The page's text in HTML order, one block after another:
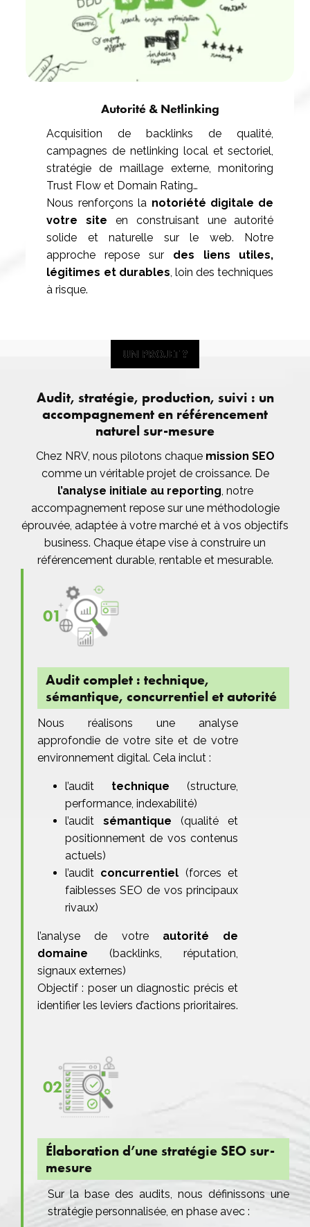
Autorité & Netlinking
Acquisition de backlinks de qualité,
campagnes de netlinking local et sectoriel,
stratégie de maillage externe, monitoring
Trust Flow et Domain Rating…
Nous renforçons la notoriété digitale de
votre site en construisant une autorité
solide et naturelle sur le web. Notre
approche repose sur des liens utiles,
légitimes et durables, loin des techniques
à risque.
UN PROJET ?
UN PROJET ?
Audit, stratégie, production, suivi : un
accompagnement en référencement
naturel sur-mesure
Chez NRV, nous pilotons chaque mission SEO
comme un véritable projet de croissance. De
l’analyse initiale au reporting, notre
accompagnement repose sur une méthodologie
éprouvée, adaptée à votre marché et à vos objectifs
business. Chaque étape vise à construire un
référencement durable, rentable et mesurable.
01
Audit complet : technique,
sémantique, concurrentiel et autorité
Nous réalisons une analyse
approfondie de votre site et de votre
environnement digital. Cela inclut :
l’audit technique (structure,
performance, indexabilité)
l’audit sémantique (qualité et
positionnement de vos contenus
actuels)
l’audit concurrentiel (forces et
faiblesses SEO de vos principaux
rivaux)
l’analyse de votre autorité de
domaine (backlinks, réputation,
signaux externes)
Objectif : poser un diagnostic précis et
identifier les leviers d’actions prioritaires.
02
Élaboration d’une stratégie SEO sur-
mesure
Sur la base des audits, nous définissons une
stratégie personnalisée, en phase avec :